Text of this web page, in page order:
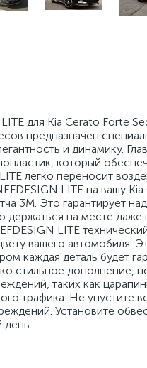
для Kia Cerato Forte
предназначен
и динамику.
который
легко переносит
LITE на вашу
3M. Это гарантирует
держаться на месте
LITE
вашего автомобиля.
каждая деталь будет
стильное дополнение,
таких как
трафика. Не упустите
Установите
день.